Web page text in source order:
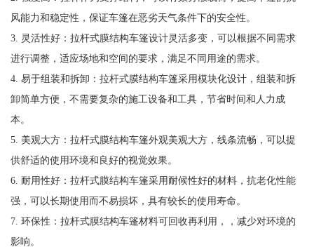
风能力和稳定性，保证车篷在恶劣天气条件下的安全性。
3. 灵活性好：拉杆式膜结构车篷设计灵活多变，可以根据不同需求
进行调整，适应场地和空间的要求，满足不同用途的需求。
4. 易于组装和拆卸：拉杆式膜结构车篷采用模块化设计，组装和拆
卸简单方便，不需要复杂的施工设备和工具，节省时间和人力成
本。
5. 美观大方：拉杆式膜结构车篷外观美观大方，线条流畅，可以提
供舒适的使用环境和良好的视觉效果。
6. 耐用性好：拉杆式膜结构车篷采用耐候性好的材料，抗老化性能
强，可以长期使用而不易损坏，具有较长的使用寿命。
7. 环保性：拉杆式膜结构车篷材料可回收再利用，，减少对环境的
影响。